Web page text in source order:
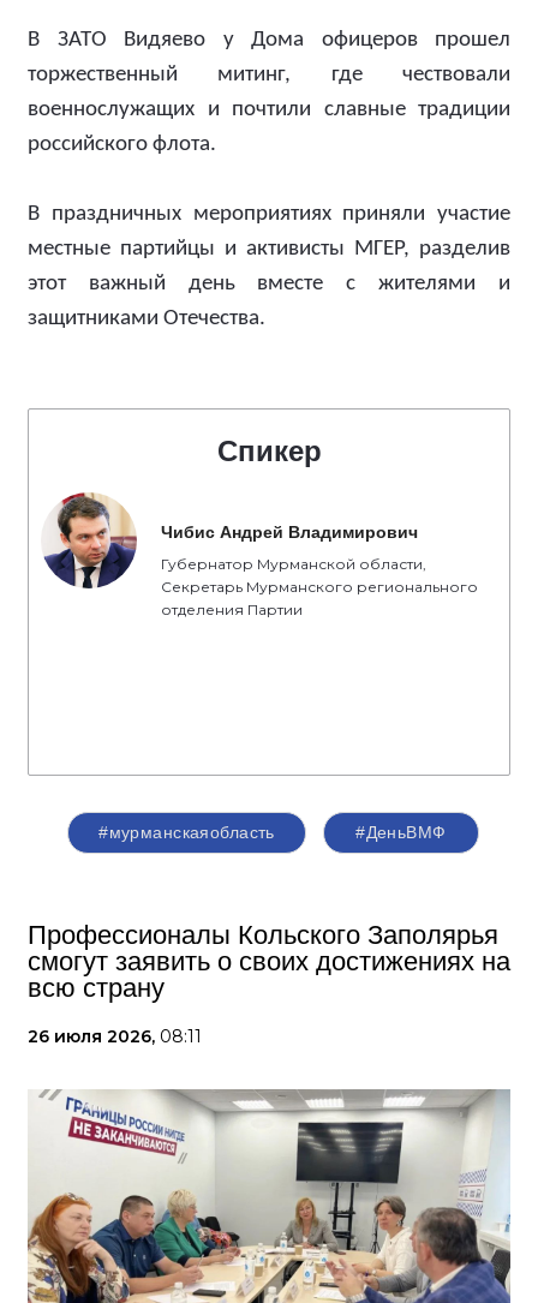
В ЗАТО Видяево у Дома офицеров прошел
торжественный митинг, где чествовали
военнослужащих и почтили славные традиции
российского флота.
В праздничных мероприятиях приняли участие
местные партийцы и активисты МГЕР, разделив
этот важный день вместе с жителями и
защитниками Отечества.
Спикер
Чибис Андрей Владимирович
Губернатор Мурманской области,
Секретарь Мурманского регионального
отделения Партии
#мурманскаяобласть #ДеньВМФ
Профессионалы Кольского Заполярья
смогут заявить о своих достижениях на
всю страну
26 июля 2026, 08:11